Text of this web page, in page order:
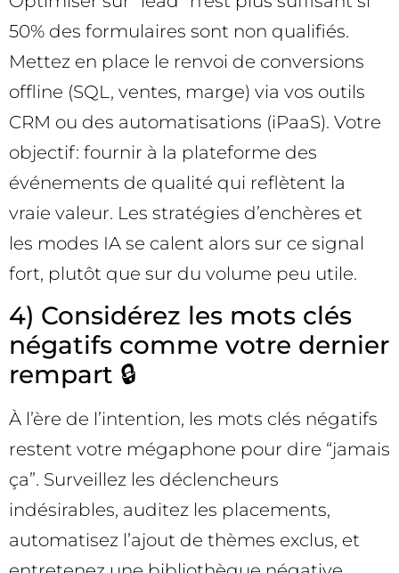
50% des formulaires sont non qualifiés.
Mettez en place le renvoi de conversions
offline (SQL, ventes, marge) via vos outils
CRM ou des automatisations (iPaaS). Votre
objectif: fournir à la plateforme des
événements de qualité qui reflètent la
vraie valeur. Les stratégies d’enchères et
les modes IA se calent alors sur ce signal
fort, plutôt que sur du volume peu utile.
4) Considérez les mots clés
négatifs comme votre dernier
rempart 🔒
À l’ère de l’intention, les mots clés négatifs
restent votre mégaphone pour dire “jamais
ça”. Surveillez les déclencheurs
indésirables, auditez les placements,
automatisez l’ajout de thèmes exclus, et